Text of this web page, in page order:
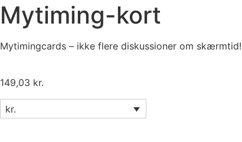
Mytiming-kort
Mytimingcards – ikke flere diskussioner om skærmtid!
149,03 kr.
kr.